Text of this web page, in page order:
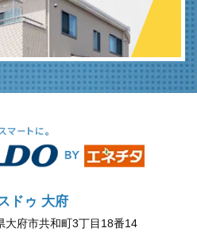
ドゥ 大府
府市共和町3丁目18番14